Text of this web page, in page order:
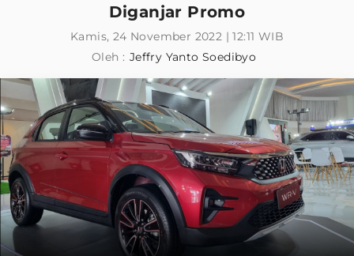
Diganjar Promo
Kamis, 24 November 2022 | 12:11 WIB
Oleh : Jeffry Yanto Soedibyo